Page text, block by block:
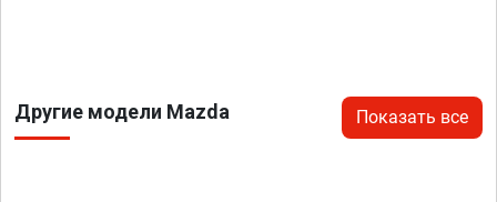
Другие модели Mazda Показать все